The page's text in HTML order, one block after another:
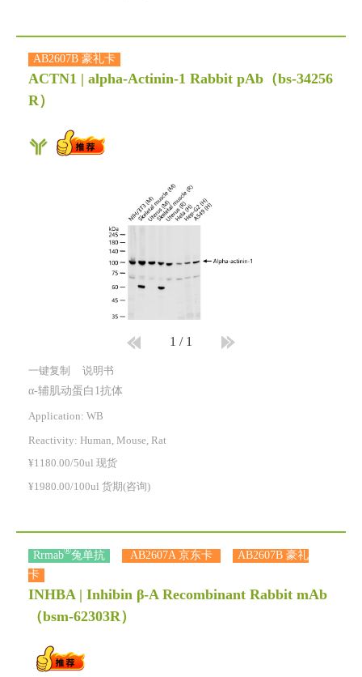
AB2607B 豪礼卡
ACTN1 | alpha-Actinin-1 Rabbit pAb （bs-34256
R）
1 / 1
一键复制 说明书
α-辅肌动蛋白1抗体
Application: WB
Reactivity: Human, Mouse, Rat
¥1180.00/50ul 现货
¥1980.00/100ul 货期(咨询)
Rrmab®兔单抗 AB2607A 京东卡
AB2607B 豪礼
卡
INHBA | Inhibin β-A Recombinant Rabbit mAb
（bsm-62303R）